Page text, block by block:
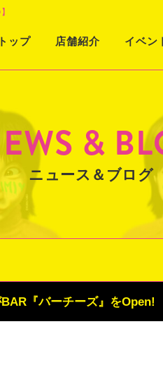
Skip
トップ 店舗紹介 イベン
&
ニュース＆ブログ
『バーチーズ』をOpen!